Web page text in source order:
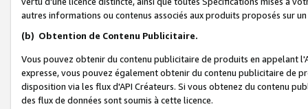
autres informations ou contenus associés aux produits proposés sur
(b) Obtention de Contenu Publicitaire.
Vous pouvez obtenir du contenu publicitaire de produits en appelant
expresse, vous pouvez également obtenir du contenu publicitaire de
disposition via les flux d'API Créateurs. Si vous obtenez du contenu
des flux de données sont soumis à cette licence.